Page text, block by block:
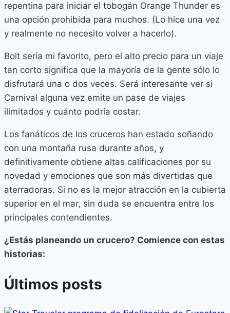
repentina para iniciar el tobogán Orange Thunder es
una opción prohibida para muchos. (Lo hice una vez
y realmente no necesito volver a hacerlo).
Bolt sería mi favorito, pero el alto precio para un viaje
tan corto significa que la mayoría de la gente sólo lo
disfrutará una o dos veces. Será interesante ver si
Carnival alguna vez emite un pase de viajes
ilimitados y cuánto podría costar.
Los fanáticos de los cruceros han estado soñando
con una montaña rusa durante años, y
definitivamente obtiene altas calificaciones por su
novedad y emociones que son más divertidas que
aterradoras. Si no es la mejor atracción en la cubierta
superior en el mar, sin duda se encuentra entre los
principales contendientes.
¿Estás planeando un crucero? Comience con estas
historias:
Últimos posts